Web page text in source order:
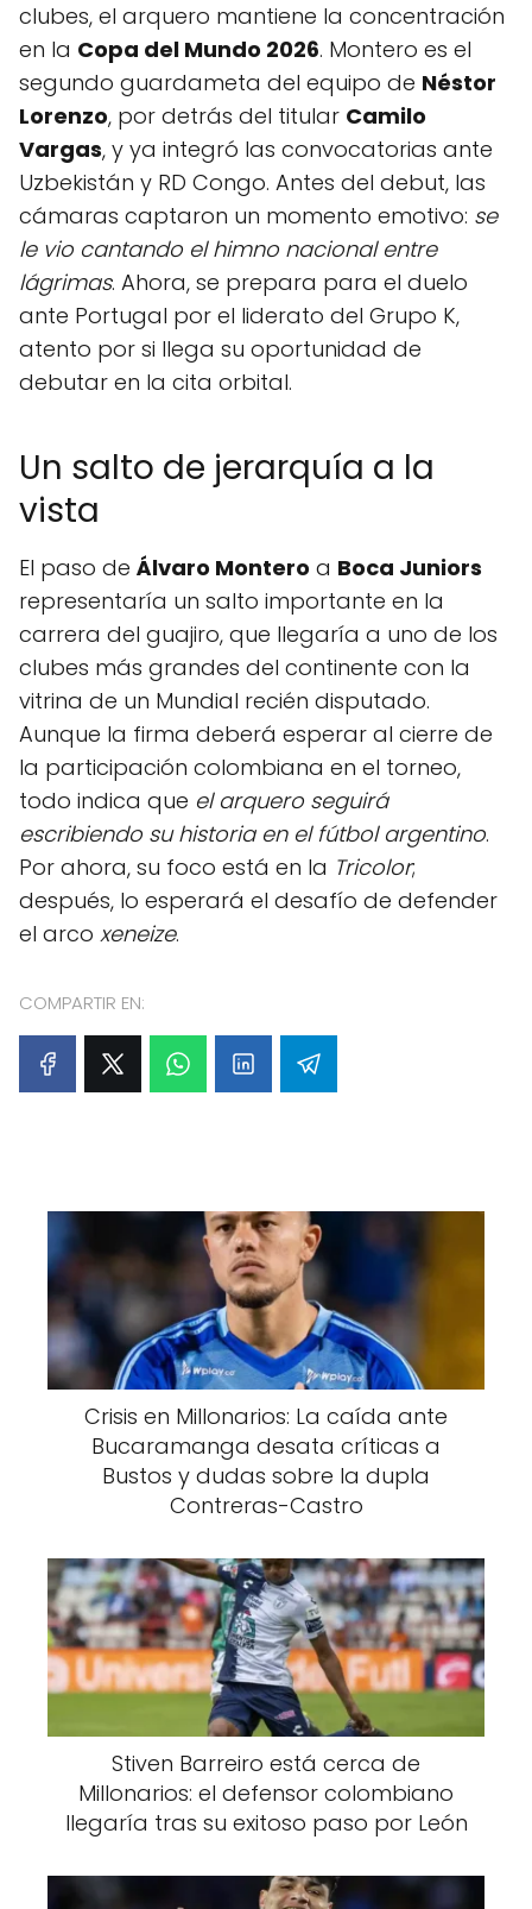
clubes, el arquero mantiene la concentración
en la Copa del Mundo 2026. Montero es el
segundo guardameta del equipo de Néstor
Lorenzo, por detrás del titular Camilo
Vargas, y ya integró las convocatorias ante
Uzbekistán y RD Congo. Antes del debut, las
cámaras captaron un momento emotivo: se
le vio cantando el himno nacional entre
lágrimas. Ahora, se prepara para el duelo
ante Portugal por el liderato del Grupo K,
atento por si llega su oportunidad de
debutar en la cita orbital.
Un salto de jerarquía a la
vista
El paso de Álvaro Montero a Boca Juniors
representaría un salto importante en la
carrera del guajiro, que llegaría a uno de los
clubes más grandes del continente con la
vitrina de un Mundial recién disputado.
Aunque la firma deberá esperar al cierre de
la participación colombiana en el torneo,
todo indica que el arquero seguirá
escribiendo su historia en el fútbol argentino.
Por ahora, su foco está en la Tricolor;
después, lo esperará el desafío de defender
el arco xeneize.
COMPARTIR EN:
Crisis en Millonarios: La caída ante
Bucaramanga desata críticas a
Bustos y dudas sobre la dupla
Contreras-Castro
Stiven Barreiro está cerca de
Millonarios: el defensor colombiano
llegaría tras su exitoso paso por León